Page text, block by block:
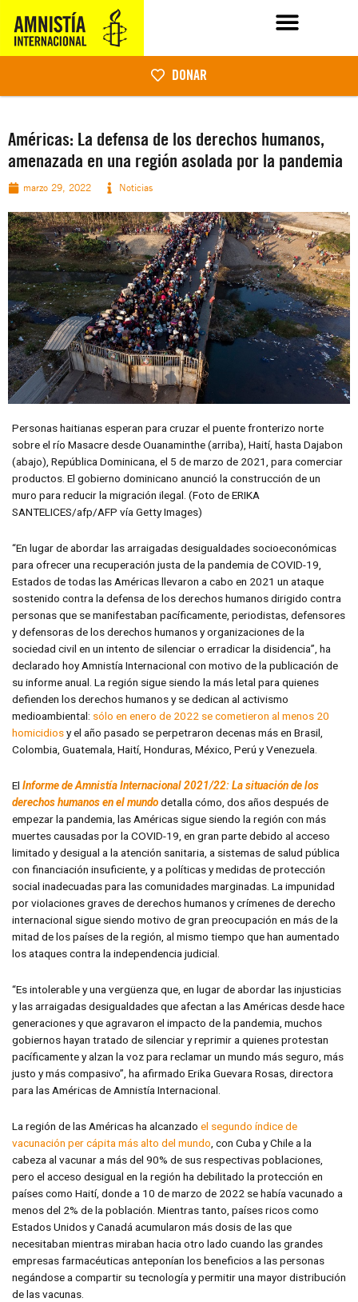
DONAR
Américas: La defensa de los derechos humanos,
amenazada en una región asolada por la pandemia
marzo 29, 2022 Noticias
Personas haitianas esperan para cruzar el puente fronterizo norte
sobre el río Masacre desde Ouanaminthe (arriba), Haití, hasta Dajabon
(abajo), República Dominicana, el 5 de marzo de 2021, para comerciar
productos. El gobierno dominicano anunció la construcción de un
muro para reducir la migración ilegal. (Foto de ERIKA
SANTELICES/afp/AFP vía Getty Images)
“En lugar de abordar las arraigadas desigualdades socioeconómicas
para ofrecer una recuperación justa de la pandemia de COVID-19,
Estados de todas las Américas llevaron a cabo en 2021 un ataque
sostenido contra la defensa de los derechos humanos dirigido contra
personas que se manifestaban pacíficamente, periodistas, defensores
y defensoras de los derechos humanos y organizaciones de la
sociedad civil en un intento de silenciar o erradicar la disidencia”, ha
declarado hoy Amnistía Internacional con motivo de la publicación de
su informe anual. La región sigue siendo la más letal para quienes
defienden los derechos humanos y se dedican al activismo
medioambiental: sólo en enero de 2022 se cometieron al menos 20
homicidiosy el año pasado se perpetraron decenas más en Brasil,
Colombia, Guatemala, Haití, Honduras, México, Perú y Venezuela.
El Informe de Amnistía Internacional 2021/22: La situación de los
derechos humanos en el mundodetalla cómo, dos años después de
empezar la pandemia, las Américas sigue siendo la región con más
muertes causadas por la COVID-19, en gran parte debido al acceso
limitado y desigual a la atención sanitaria, a sistemas de salud pública
con financiación insuficiente, y a políticas y medidas de protección
social inadecuadas para las comunidades marginadas. La impunidad
por violaciones graves de derechos humanos y crímenes de derecho
internacional sigue siendo motivo de gran preocupación en más de la
mitad de los países de la región, al mismo tiempo que han aumentado
los ataques contra la independencia judicial.
“Es intolerable y una vergüenza que, en lugar de abordar las injusticias
y las arraigadas desigualdades que afectan a las Américas desde hace
generaciones y que agravaron el impacto de la pandemia, muchos
gobiernos hayan tratado de silenciar y reprimir a quienes protestan
pacíficamente y alzan la voz para reclamar un mundo más seguro, más
justo y más compasivo”, ha afirmado Erika Guevara Rosas, directora
para las Américas de Amnistía Internacional.
La región de las Américas ha alcanzado el segundo índice de
vacunación per cápita más alto del mundo , con Cuba y Chile a la
cabeza al vacunar a más del 90% de sus respectivas poblaciones,
pero el acceso desigual en la región ha debilitado la protección en
países como Haití, donde a 10 de marzo de 2022 se había vacunado a
menos del 2% de la población. Mientras tanto, países ricos como
Estados Unidos y Canadá acumularon más dosis de las que
necesitaban mientras miraban hacia otro lado cuando las grandes
empresas farmacéuticas anteponían los beneficios a las personas
negándose a compartir su tecnología y permitir una mayor distribución
de las vacunas.